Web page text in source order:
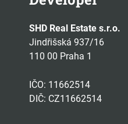
SHD Real Estate s.r.o.
Jindřišská 937/16
110 00 Praha 1
IČO: 11662514
DIČ: CZ11662514